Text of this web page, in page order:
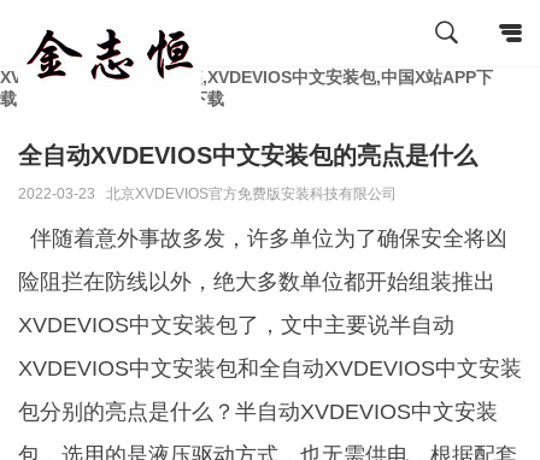
XVDEVIOS官方免费版安装,XVDEVIOS中文安装包,中国X站APP下
载,XVDEVIOS最新版APP下载
全自动XVDEVIOS中文安装包的亮点是什么
2022-03-23 北京XVDEVIOS官方免费版安装科技有限公司
伴随着意外事故多发，许多单位为了确保安全将凶
险阻拦在防线以外，绝大多数单位都开始组装推出
XVDEVIOS中文安装包了，文中主要说半自动
XVDEVIOS中文安装包和全自动XVDEVIOS中文安装
包分别的亮点是什么？半自动XVDEVIOS中文安装
包，选用的是液压驱动方式，也无需供电，根据配套